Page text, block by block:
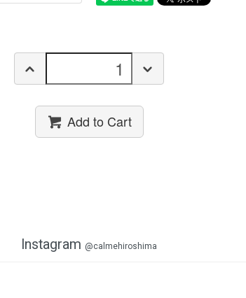
Add to Cart
Instagram @calmehiroshima